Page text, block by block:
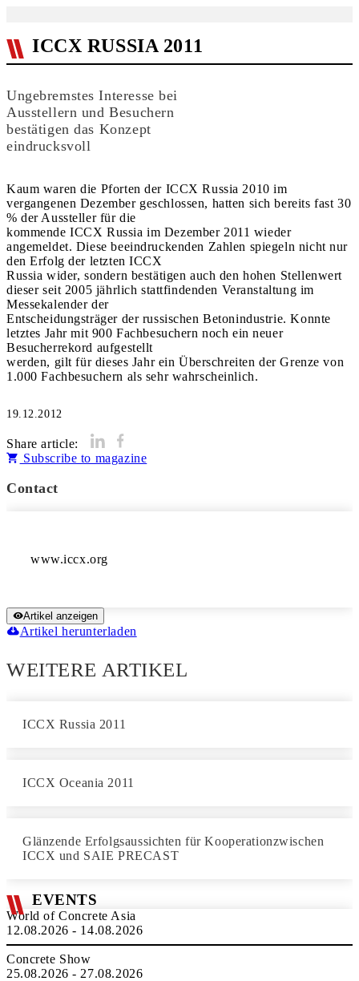
ICCX RUSSIA 2011
Ungebremstes Interesse bei
Ausstellern und Besuchern
bestätigen das Konzept
eindrucksvoll
Kaum waren die Pforten der ICCX Russia 2010 im
vergangenen Dezember geschlossen, hatten sich bereits fast 30
% der Aussteller für die
kommende ICCX Russia im Dezember 2011 wieder
angemeldet. Diese beeindruckenden Zahlen spiegeln nicht nur
den Erfolg der letzten ICCX
Russia wider, sondern bestätigen auch den hohen Stellenwert
dieser seit 2005 jährlich stattfindenden Veranstaltung im
Messekalender der
Entscheidungsträger der russischen Betonindustrie. Konnte
letztes Jahr mit 900 Fachbesuchern noch ein neuer
Besucherrekord aufgestellt
werden, gilt für dieses Jahr ein Überschreiten der Grenze von
1.000 Fachbesuchern als sehr wahrscheinlich.
19.12.2012
Share article:
Subscribe to magazine
Contact
Artikel anzeigen
Artikel herunterladen
WEITERE ARTIKEL
ICCX Russia 2011
ICCX Oceania 2011
Glänzende Erfolgsaussichten für Kooperationzwischen
ICCX und SAIE PRECAST
EVENTS
World of Concrete Asia
12.08.2026 - 14.08.2026
Concrete Show
25.08.2026 - 27.08.2026